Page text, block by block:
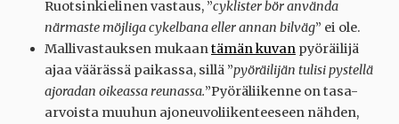
Ruotsinkielinen vastaus, ”cyklister bör använda
närmaste möjliga cykelbana eller annan bilväg” ei ole.
Mallivastauksen mukaantämän kuvan pyöräilijä
ajaa väärässä paikassa, sillä ”pyöräilijän tulisi pystellä
ajoradan oikeassa reunassa.”Pyöräliikenne on tasa-
arvoista muuhun ajoneuvoliikenteeseen nähden,